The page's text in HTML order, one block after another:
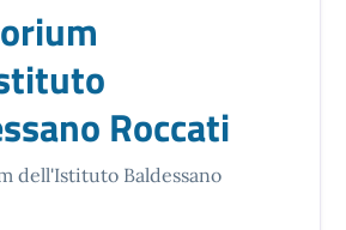
Roccati
dell'Istituto Baldessano